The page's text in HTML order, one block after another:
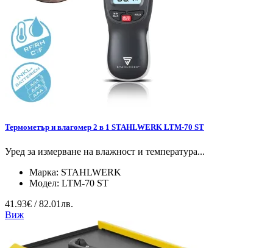
Термометър и влагомер 2 в 1 STAHLWERK LTM-70 ST
Уред за измерване на влажност и температура...
Марка: STAHLWERK
Модел: LTM-70 ST
41.93€ / 82.01лв.
Виж